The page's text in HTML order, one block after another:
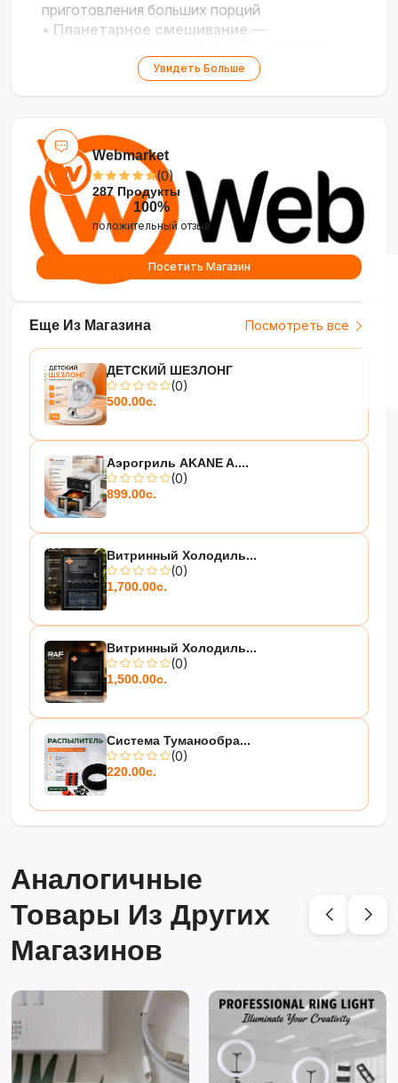
приготовления больших порций
• Планетарное смешивание —
Мощность 300 Вт— эффективная работа
насадки, удобная ручка для переноски
Увидеть Больше
Еще Из Магазина Посмотреть все
ДЕТСКИЙ ШЕЗЛОНГ
(0)
500.00с.
Аэрогриль AKANE A....
(0)
899.00с.
Витринный Холодиль...
(0)
1,700.00с.
Витринный Холодиль...
(0)
1,500.00с.
Система Туманообра...
(0)
220.00с.
Webmarket
(0)
287 Продукты
100%
положительный отзыв
Посетить Магазин
Аналогичные
Товары Из Других
Магазинов